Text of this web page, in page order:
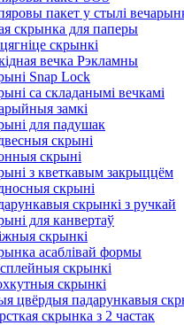
пакет у стылі
скрынка для паперы
скрынкі
вечка Рэкламны
Snap Lock
са складанымі вечкамі
замкі
для падушак
скрыні
скрыні
з кветкавым закрыццём
скрыні
скрынкі з ручкай
для канвертаў
скрынкі
асаблівай формы
скрынкі
скрынкі
цвёрдыя падарункавыя
скрынка з 2 частак